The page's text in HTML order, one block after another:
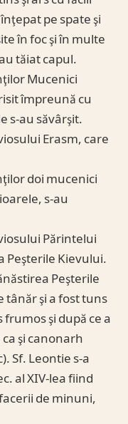
pe spate şi
în foc şi în multe
tăiat capul.
Mucenici
împreună cu
s-au săvârşit.
Erasm, care
doi mucenici
s-au
Părintelui
Peşterile Kievului.
Peşterile
tânăr şi a fost tuns
şi după ce a
şi canonarh
Sf. Leontie s-a
al XIV-lea fiind
de minuni,